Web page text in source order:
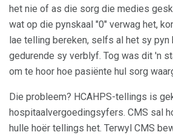
het nie of as die sorg die medies
wat op die pynskaal "0" verwag het,
lae telling bereken, selfs al het sy pyn
gedurende sy verblyf. Tog was dit 'n
om te hoor hoe pasiënte hul sorg
Die probleem? HCAHPS-tellings is
hospitaalvergoedingsyfers. CMS sal
hulle hoër tellings het. Terwyl CMS